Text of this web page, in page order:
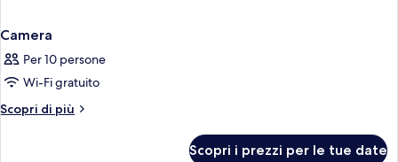
Camera
Per 10 persone
Wi-Fi gratuito
Scopri di più
Altri
Scopri i prezzi per le tue date